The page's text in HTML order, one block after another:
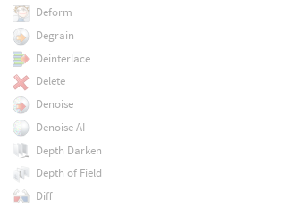
Deform
Degrain
Deinterlace
Delete
Denoise
Denoise AI
Depth Darken
Depth of Field
Diff